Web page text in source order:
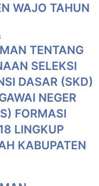
WAJO TAHUN
TENTANG
SELEKSI
DASAR (SKD)
NEGER
FORMASI
LlNGKUP
KABUPATEN